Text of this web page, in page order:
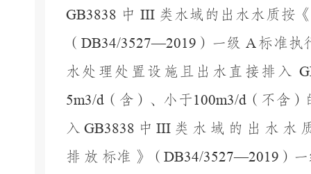
GB3838 中 III 类水域的出水水质按
（ DB34/3527—2019 ）一级 A标准执
水处理处置设施且出水直接排入
5m3/d （含）、小于100m3/d（不含）
入 GB3838 中 III 类 水 域 的 出 水 水
排 放 标准 》（DB34/3527—2019 ）